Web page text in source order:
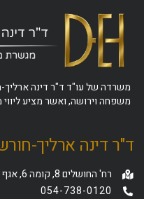
משרדה של עו"ד ד"ר דינה
משפחה וירושה, ואשר מציע
ד"ר דינה ארליך-
רח' החושלים 8, קומה 6, אגף צפוני, ת.ד 12425, הרצליה פיתוח
054-738-0120